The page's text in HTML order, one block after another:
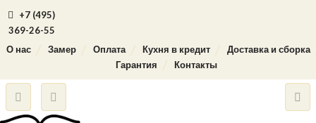
+7 (495)
369-26-55
О нас
Замер Оплата Кухня в кредит
Доставка и сборка
Гарантия
Контакты